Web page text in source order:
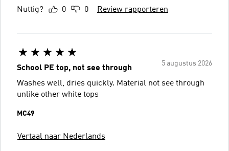
Nuttig? 0 0 Review rapporteren
5 augustus 2026
School PE top, not see through
Washes well, dries quickly. Material not see through
unlike other white tops
MC49
Vertaal naar Nederlands